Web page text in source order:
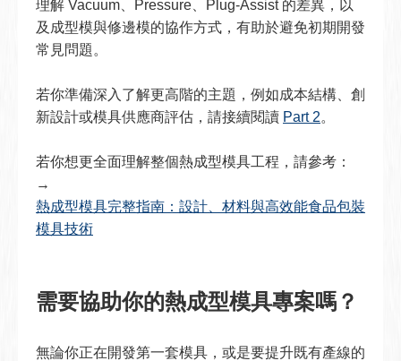
理解 Vacuum、Pressure、Plug-Assist 的差異，以
及成型模與修邊模的協作方式，有助於避免初期開發
常見問題。
若你準備深入了解更高階的主題，例如成本結構、創
新設計或模具供應商評估，請接續閱讀 Part 2。
若你想更全面理解整個熱成型模具工程，請參考：
→
熱成型模具完整指南：設計、材料與高效能食品包裝
模具技術
需要協助你的熱成型模具專案嗎？
無論你正在開發第一套模具，或是要提升既有產線的